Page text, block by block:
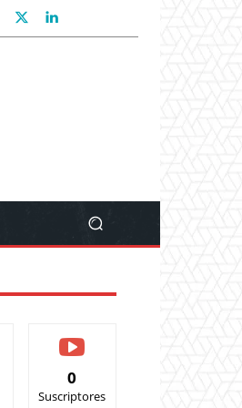
0
Suscriptores